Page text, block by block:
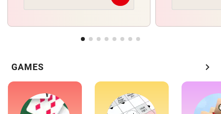
GAMES chevron_right